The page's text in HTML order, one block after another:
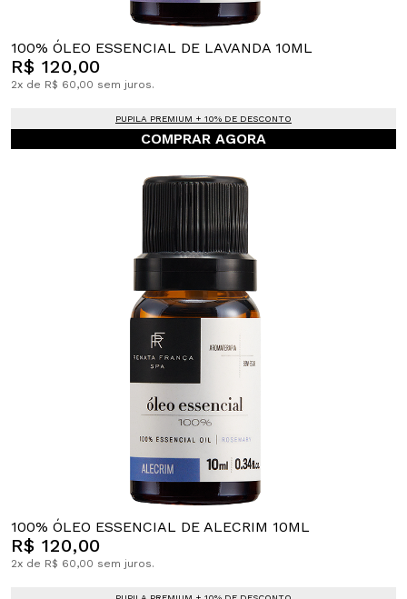
100% ÓLEO ESSENCIAL DE LAVANDA 10ML
R$ 120,00
2x de R$ 60,00 sem juros.
PUPILA PREMIUM + 10% DE DESCONTO
COMPRAR AGORA
100% ÓLEO ESSENCIAL DE ALECRIM 10ML
R$ 120,00
2x de R$ 60,00 sem juros.